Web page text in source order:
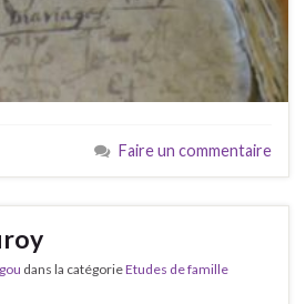
Faire un commentaire
dans la catégorieEtudes de famille